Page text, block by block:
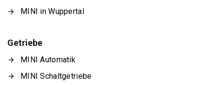
MINI in Wuppertal
Getriebe
MINI Automatik
MINI Schaltgetriebe